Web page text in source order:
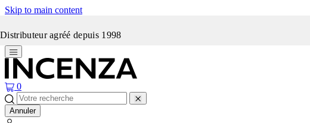
Skip to main content
Distributeur agréé depuis 1998Incenza fait peau neuve
0
Annuler